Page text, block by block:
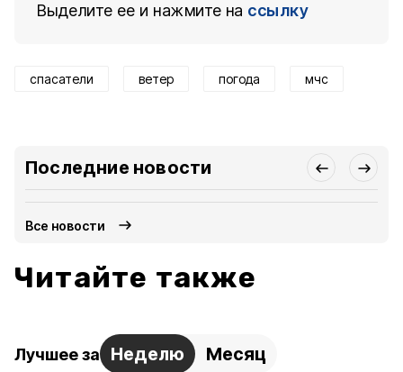
Выделите ее и нажмите на ссылку
спасатели ветер погода мчс
Последние новости
Все новости
Читайте также
Лучшее за Неделю Месяц